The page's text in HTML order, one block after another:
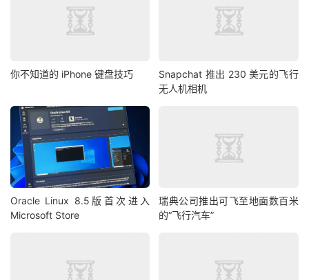
你不知道的 iPhone 键盘技巧
Snapchat 推出 230 美元的飞行
无人机相机
Oracle Linux 8.5版首次进入
Microsoft Store
瑞典公司推出可飞至地面数百米
的“飞行汽车”